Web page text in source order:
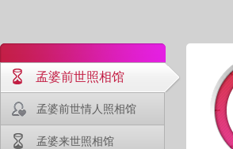
孟婆前世照相馆
孟婆前世情人照相馆
孟婆来世照相馆